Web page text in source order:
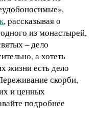
, рассказывая о
из монастырей,
– дело
а хотеть
жизни есть дело
скорби,
и ценных
подробнее